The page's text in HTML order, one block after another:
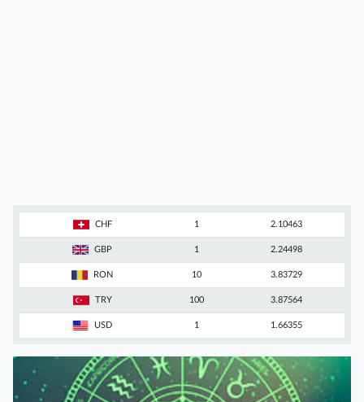
CHF 1 2.10463
GBP 1 2.24498
RON 10 3.83729
TRY 100 3.87564
USD 1 1.66355